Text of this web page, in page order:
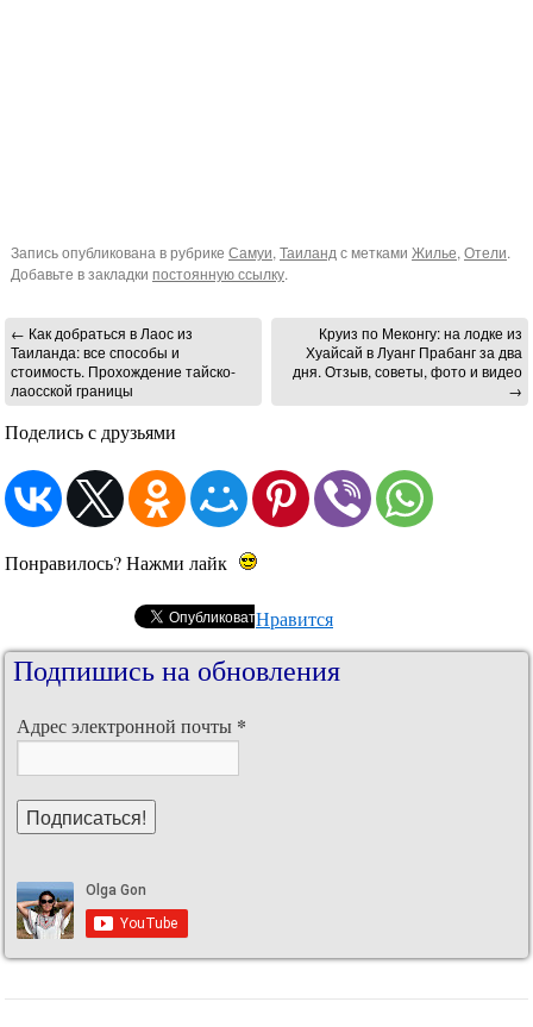
Запись опубликована в рубрике Самуи,Таиландс метками Жилье,Отели.
Добавьте в закладки постоянную ссылку.
← Как добраться в Лаос из
Таиланда: все способы и
стоимость. Прохождение тайско-
лаосской границы
Круиз по Меконгу: на лодке из
Хуайсай в Луанг Прабанг за два
дня. Отзыв, советы, фото и видео
→
Поделись с друзьями
Понравилось? Нажми лайк
Нравится
Подпишись на обновления
Адрес электронной почты *